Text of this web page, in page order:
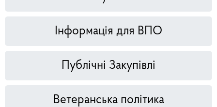
Інформація для ВПО
Публічні Закупівлі
Ветеранська політика